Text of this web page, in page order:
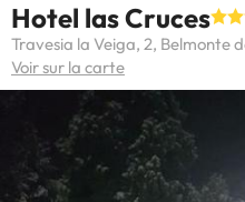
Hotel las Cruces
Travesia la Veiga, 2, Belmonte
Voir sur la carte